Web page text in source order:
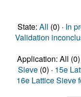
State: All (0) · In
Validation
Application: All (0)
Sieve (0) · 15e
16e Lattice Sieve